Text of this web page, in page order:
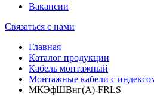
Вакансии
Связаться с нами
Главная
Каталог продукции
Кабель монтажный
Монтажные кабели с
МКЭфШВнг(А)-FRLS